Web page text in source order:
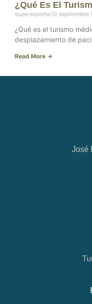
¿Qué Es El
supersoporte10 septiembre
¿Qué es el turismo
desplazamiento de
Read More →
José